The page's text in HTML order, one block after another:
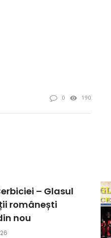
0 190
– Glasul
românești
nou